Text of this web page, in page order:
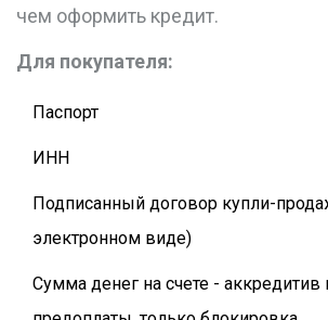
чем оформить кредит.
Для покупателя:
Паспорт
ИНН
Подписанный договор купли-
электронном виде)
Сумма денег на счете - аккредитив